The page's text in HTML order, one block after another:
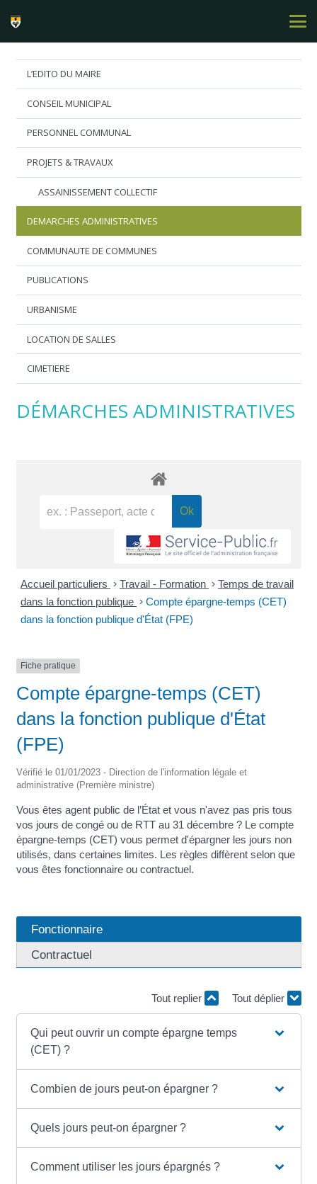
L’EDITO DU MAIRE
CONSEIL MUNICIPAL
PERSONNEL COMMUNAL
PROJETS & TRAVAUX
ASSAINISSEMENT COLLECTIF
DEMARCHES ADMINISTRATIVES
COMMUNAUTE DE COMMUNES
PUBLICATIONS
URBANISME
LOCATION DE SALLES
CIMETIERE
DÉMARCHES ADMINISTRATIVES
Accueil particuliers > Travail - Formation > Temps de travail
dans la fonction publique > Compte épargne-temps (CET)
dans la fonction publique d'État (FPE)
Fiche pratique
Compte épargne-temps (CET)
dans la fonction publique d'État
(FPE)
Vérifié le 01/01/2023 - Direction de l'information légale et
administrative (Première ministre)
Vous êtes agent public de l’État et vous n'avez pas pris tous
vos jours de congé ou de RTT au 31 décembre ? Le compte
épargne-temps (CET) vous permet d'épargner les jours non
utilisés, dans certaines limites. Les règles diffèrent selon que
vous êtes fonctionnaire ou contractuel.
Fonctionnaire
Contractuel
Tout replier Tout déplier
Qui peut ouvrir un compte épargne temps
(CET) ?
Combien de jours peut-on épargner ?
Quels jours peut-on épargner ?
Comment utiliser les jours épargnés ?